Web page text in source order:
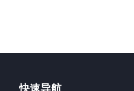
快速导航